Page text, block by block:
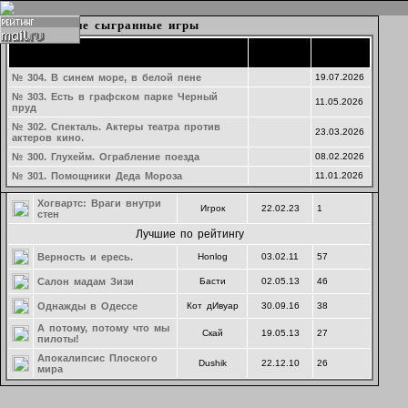
Набор в игру
Озеро ЛжеКомо
24.07.2026
Маф-Наволок. Молочный день 19.05.2026
Текущие игры
Партия 293. тест
20.02.2025
Подготовка затравок к играм
Последние предложения
Курорт на озере Лжекомо Ры
гугеноты среди нас MrStryde 22.04.26 20
Безумный день, или
женитьба Фигаро
Егор 01.06.24 0
Комитет общественного
спасения в нейросети
0
Хогвартс: Враги внутри
стен
Игрок 22.02.23 1
Лучшие по рейтингу
Верность и ересь. Honlog 03.02.11 57
Салон мадам Зизи Басти 02.05.13 46
Однажды в Одессе Кот дИвуар 30.09.16 38
А потому, потому что мы
пилоты!
Скай 19.05.13 27
Апокалипсис Плоского
мира
Dushik 22.12.10 26
Последние сыгранные игры
№ 304. В синем море, в белой пене
19.07.2026
№ 303. Есть в графском парке Черный
пруд
11.05.2026
№ 302. Спекталь. Актеры театра против
актеров кино.
23.03.2026
№ 300. Глухейм. Ограбление поезда 08.02.2026
№ 301. Помощники Деда Мороза 11.01.2026